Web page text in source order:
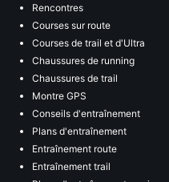
Rencontres
Courses sur route
Courses de trail et d'Ultra
Chaussures de running
Chaussures de trail
Montre GPS
Conseils d'entraînement
Plans d'entraînement
Entraînement route
Entraînement trail